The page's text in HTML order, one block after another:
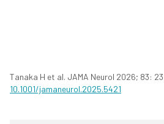
Tanaka H et al. JAMA Neurol 2026; 83:
10.1001/jamaneurol.2025.5421